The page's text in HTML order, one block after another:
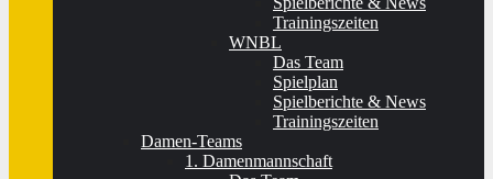
Trainingszeiten
WNBL
Das Team
Spielplan
Spielberichte & News
Trainingszeiten
Damen-Teams
1. Damenmannschaft